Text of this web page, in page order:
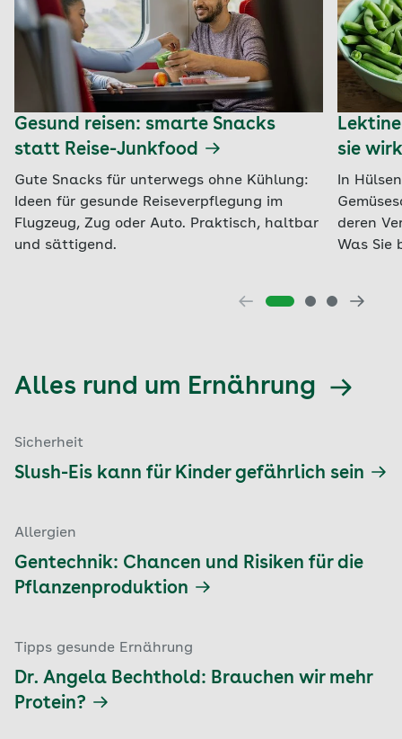
Gesund reisen: smarte Snacks
statt Reise-Junkfood
Gute Snacks für unterwegs ohne Kühlung:
Ideen für gesunde Reiseverpflegung im
Flugzeug, Zug oder Auto. Praktisch, haltbar
und sättigend.
sie
In
deren
Was Sie
Alles rund um Ernährung
Sicherheit
Slush-Eis kann für Kinder gefährlich sein
Allergien
Gentechnik: Chancen und Risiken für die
Pflanzenproduktion
Tipps gesunde Ernährung
Dr. Angela Bechthold: Brauchen wir mehr
Protein?